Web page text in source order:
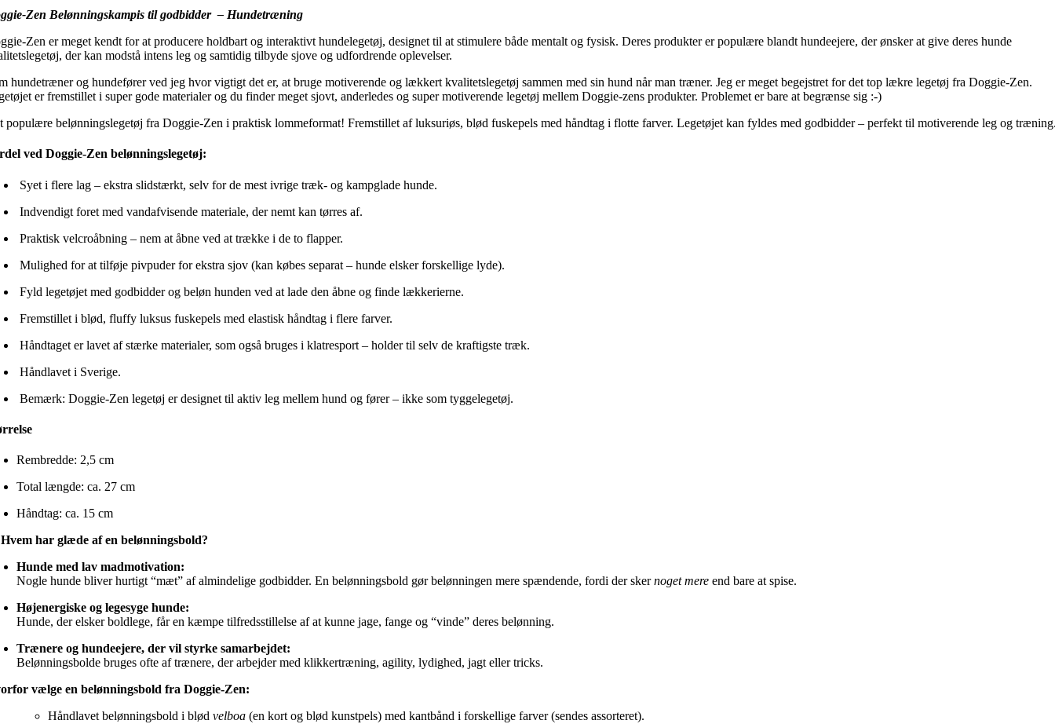
Zen Belønningskampis til godbidder – Hundetræning
Zen er meget kendt for at producere holdbart og interaktivt hundelegetøj, designet til at stimulere både mentalt og fysisk. Deres produkter er populære blandt hundeejere, der ønsker at give deres hunde
der kan modstå intens leg og samtidig tilbyde sjove og udfordrende oplevelser.
hundetræner og hundefører ved jeg hvor vigtigt det er, at bruge motiverende og lækkert kvalitetslegetøj sammen med sin hund når man træner. Jeg er meget begejstret for det top lækre legetøj fra Doggie-Zen.
er fremstillet i super gode materialer og du finder meget sjovt, anderledes og super motiverende legetøj mellem Doggie-zens produkter. Problemet er bare at begrænse sig :-)
populære belønningslegetøj fra Doggie-Zen i praktisk lommeformat! Fremstillet af luksuriøs, blød fuskepels med håndtag i flotte farver. Legetøjet kan fyldes med godbidder – perfekt til motiverende leg og
ved Doggie-Zen belønningslegetøj:
Syet i flere lag – ekstra slidstærkt, selv for de mest ivrige træk- og kampglade hunde.
Indvendigt foret med vandafvisende materiale, der nemt kan tørres af.
Praktisk velcroåbning – nem at åbne ved at trække i de to flapper.
Mulighed for at tilføje pivpuder for ekstra sjov (kan købes separat – hunde elsker forskellige lyde).
Fyld legetøjet med godbidder og beløn hunden ved at lade den åbne og finde lækkerierne.
Fremstillet i blød, fluffy luksus fuskepels med elastisk håndtag i flere farver.
Håndtaget er lavet af stærke materialer, som også bruges i klatresport – holder til selv de kraftigste træk.
Håndlavet i Sverige.
Bemærk: Doggie-Zen legetøj er designet til aktiv leg mellem hund og fører – ikke som tyggelegetøj.
Rembredde: 2,5 cm
Total længde: ca. 27 cm
Håndtag: ca. 15 cm
Hvem har glæde af en belønningsbold?
Hunde med lav madmotivation:
Nogle hunde bliver hurtigt “mæt” af almindelige godbidder. En belønningsbold gør belønningen mere spændende, fordi der skernoget mere end bare at spise.
Højenergiske og legesyge hunde:
Hunde, der elsker boldlege, får en kæmpe tilfredsstillelse af at kunne jage, fange og “vinde” deres belønning.
Trænere og hundeejere, der vil styrke samarbejdet:
Belønningsbolde bruges ofte af trænere, der arbejder med klikkertræning, agility, lydighed, jagt eller tricks.
vælge en belønningsbold fra Doggie-Zen:
Håndlavet belønningsbold i blødvelboa (en kort og blød kunstpels) med kantbånd i forskellige farver (sendes assorteret).